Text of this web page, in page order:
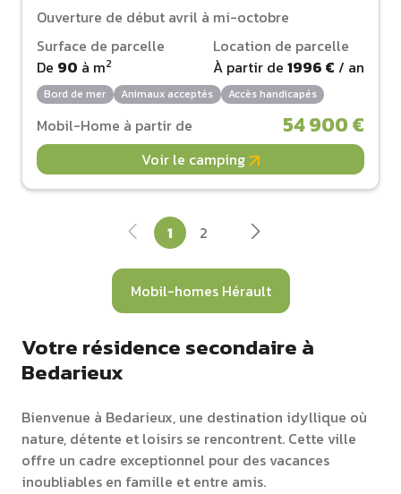
Ouverture de début avril à mi-octobre
Surface de parcelle
De 90 à m2
Location de parcelle
À partir de 1996 € / an
Bord de mer Animaux acceptés Accès handicapés
Mobil-Home à partir de 54 900 €
Voir le camping
1 2
Mobil-homes Hérault
Votre résidence secondaire à
Bedarieux
Bienvenue à Bedarieux, une destination idyllique où
nature, détente et loisirs se rencontrent. Cette ville
offre un cadre exceptionnel pour des vacances
inoubliables en famille et entre amis.